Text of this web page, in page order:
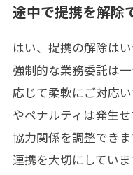
途中で提携を解除
はい、提携の解除は
強制的な業務委託は
応じて柔軟にご対応
やペナルティは発生
協力関係を調整でき
連携を大切にしていま